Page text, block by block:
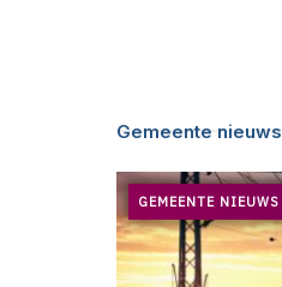
Gemeente nieuws
GEMEENTE NIEUWS